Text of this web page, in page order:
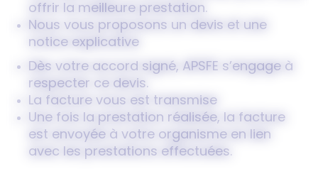
offrir la meilleure prestation.
Nous vous proposons un devis et une
notice explicative
Dès votre accord signé, APSFE s’engage à
respecter ce devis.
La facture vous est transmise
Une fois la prestation réalisée, la facture
est envoyée à votre organisme en lien
avec les prestations effectuées.